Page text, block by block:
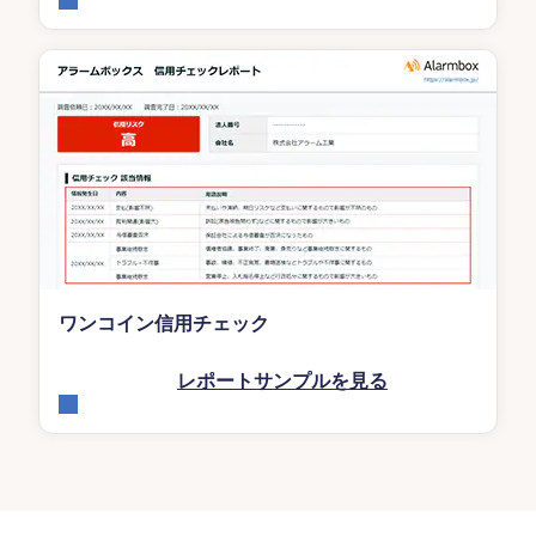
ワンコイン信用チェック
レポートサンプルを見る